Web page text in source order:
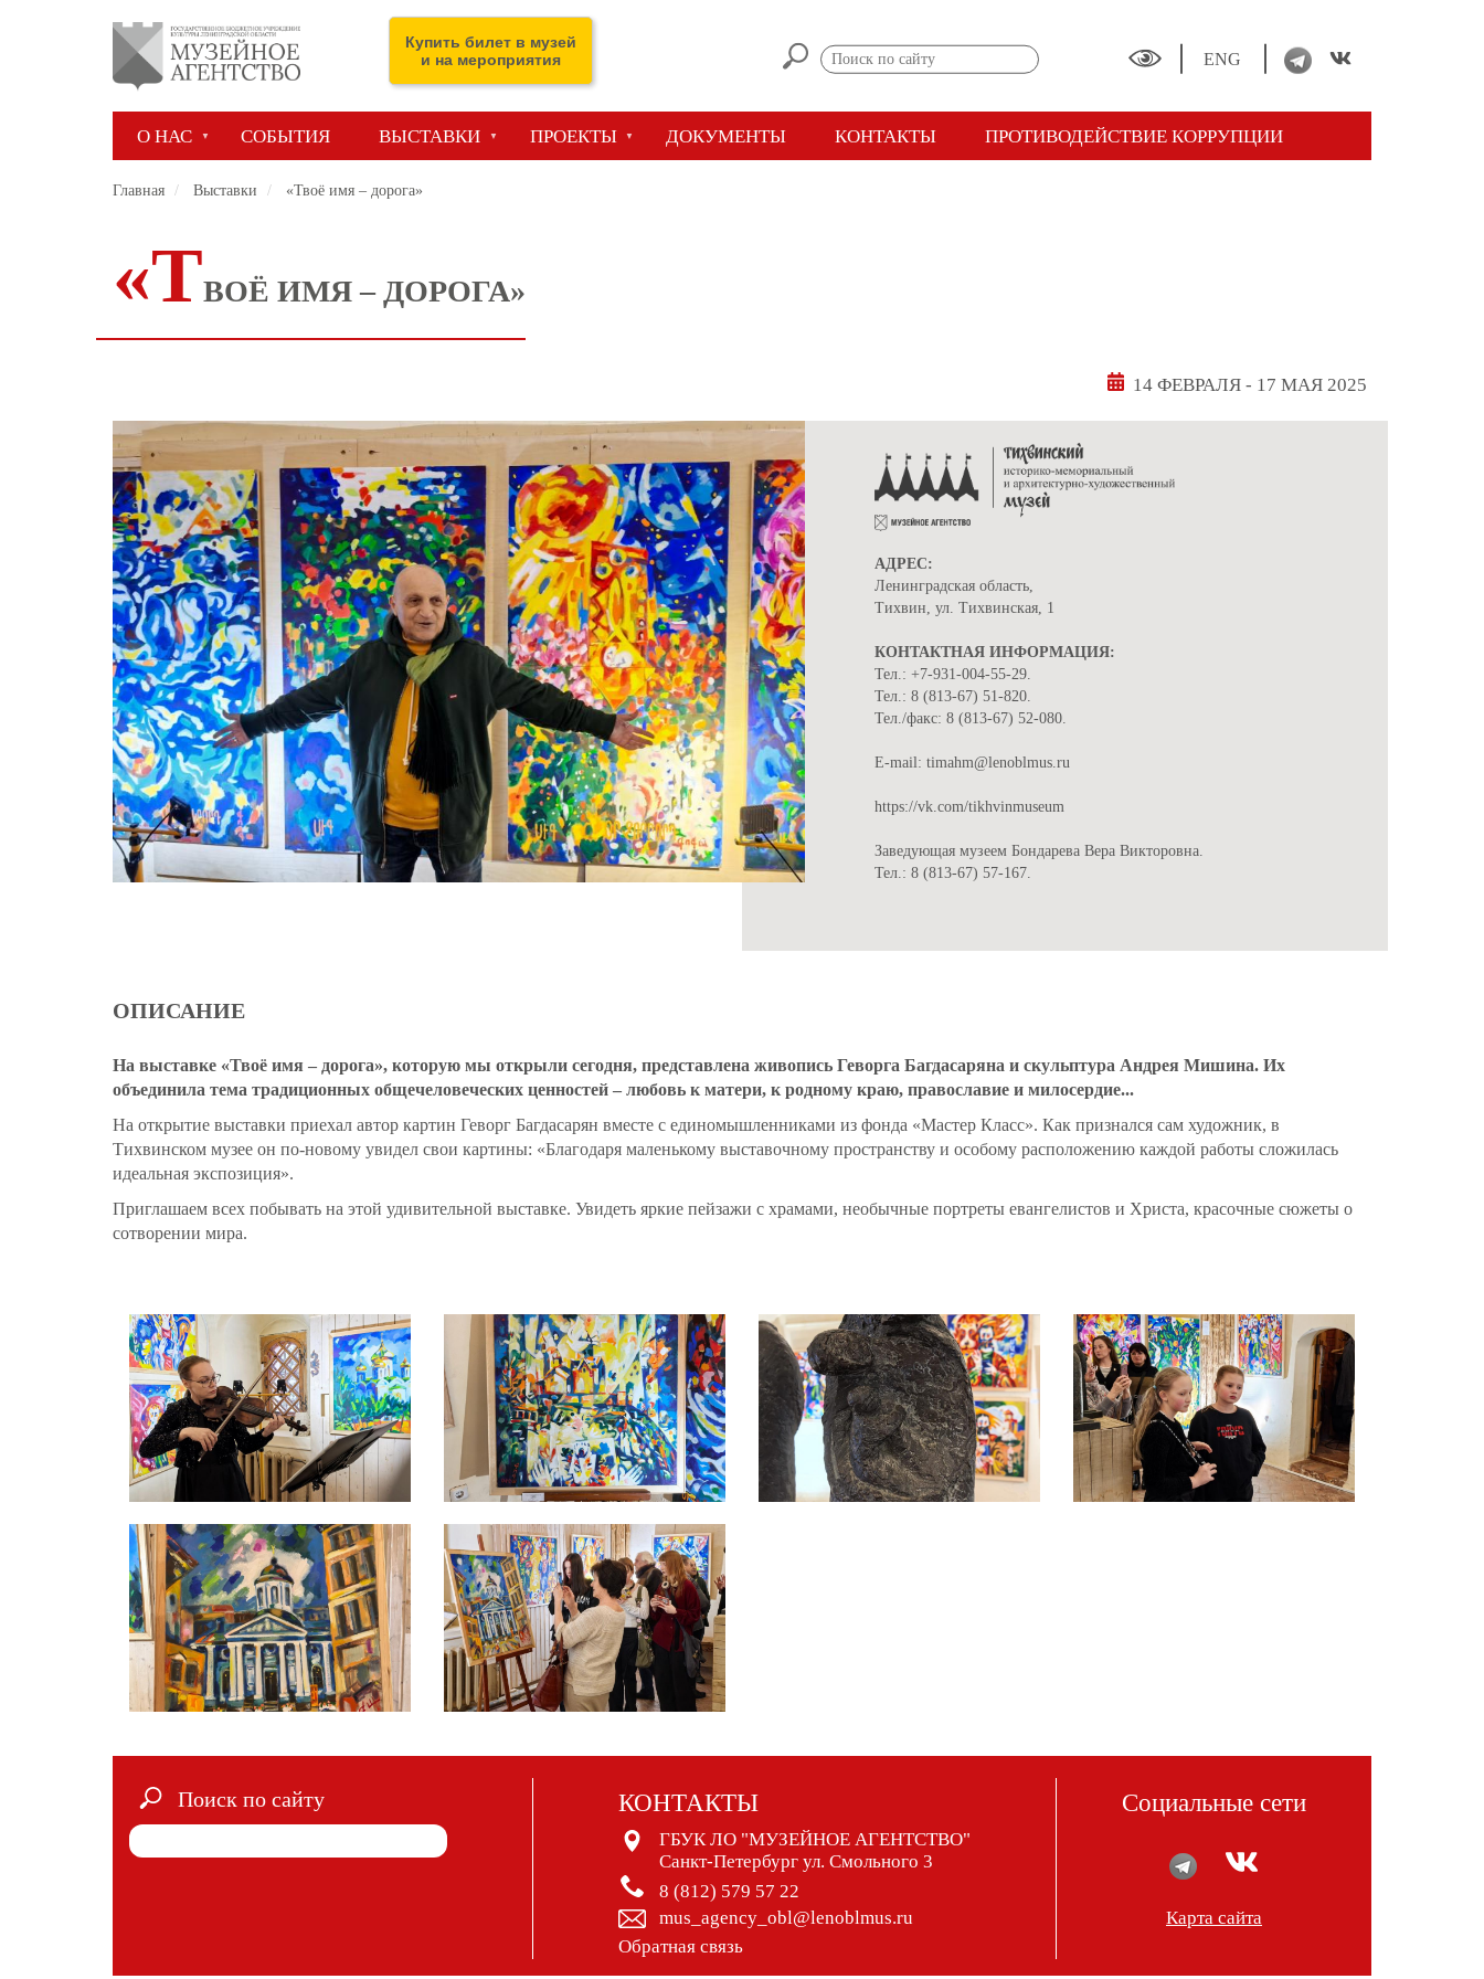
ENG
Купить билет в музей
и на мероприятия
О НАС СОБЫТИЯ ВЫСТАВКИ ПРОЕКТЫ ДОКУМЕНТЫ КОНТАКТЫ ПРОТИВОДЕЙСТВИЕ КОРРУПЦИИ
Главная Выставки «Твоё имя – дорога»
«ТВОЁ ИМЯ – ДОРОГА»
14 ФЕВРАЛЯ - 17 МАЯ 2025
АДРЕС:
Ленинградская область,
Тихвин, ул. Тихвинская, 1
КОНТАКТНАЯ ИНФОРМАЦИЯ:
Тел.: +7-931-004-55-29.
Тел.: 8 (813-67) 51-820.
Тел./факс: 8 (813-67) 52-080.
Е-mail: timahm@lenoblmus.ru
https://vk.com/tikhvinmuseum
Заведующая музеем Бондарева Вера Викторовна.
Тел.: 8 (813-67) 57-167.
ОПИСАНИЕ
На выставке «Твоё имя – дорога», которую мы открыли сегодня, представлена живопись Геворга Багдасаряна и скульптура Андрея Мишина. Их
объединила тема традиционных общечеловеческих ценностей – любовь к матери, к родному краю, православие и милосердие...
На открытие выставки приехал автор картин Геворг Багдасарян вместе с единомышленниками из фонда «Мастер Класс». Как признался сам художник, в
Тихвинском музее он по-новому увидел свои картины: «Благодаря маленькому выставочному пространству и особому расположению каждой работы сложилась
идеальная экспозиция».
Приглашаем всех побывать на этой удивительной выставке. Увидеть яркие пейзажи с храмами, необычные портреты евангелистов и Христа, красочные сюжеты о
сотворении мира.
Поиск по сайту КОНТАКТЫ
ГБУК ЛО "МУЗЕЙНОЕ АГЕНТСТВО"
Санкт-Петербург ул. Смольного 3
8 (812) 579 57 22
mus_agency_obl@lenoblmus.ru
Обратная связь
Социальные сети
Карта сайта